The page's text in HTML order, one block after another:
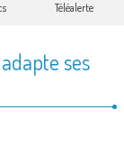
Téléalerte
ses